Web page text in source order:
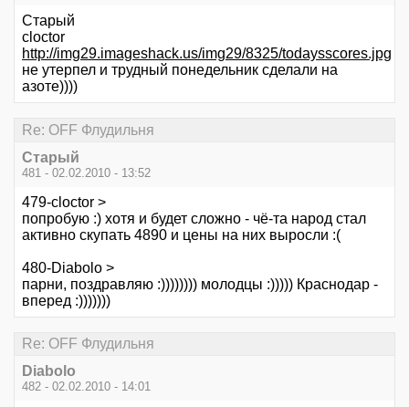
Старый
cloctor
http://img29.imageshack.us/img29/8325/todaysscores.jpg
не утерпел и трудный понедельник сделали на
азоте))))
Re: OFF Флудильня
Старый
481 - 02.02.2010 - 13:52
479-cloctor >
попробую :) хотя и будет сложно - чё-та народ стал
активно скупать 4890 и цены на них выросли :(
480-Diabolo >
парни, поздравляю :)))))))) молодцы :))))) Краснодар -
вперед :)))))))
Re: OFF Флудильня
Diabolo
482 - 02.02.2010 - 14:01